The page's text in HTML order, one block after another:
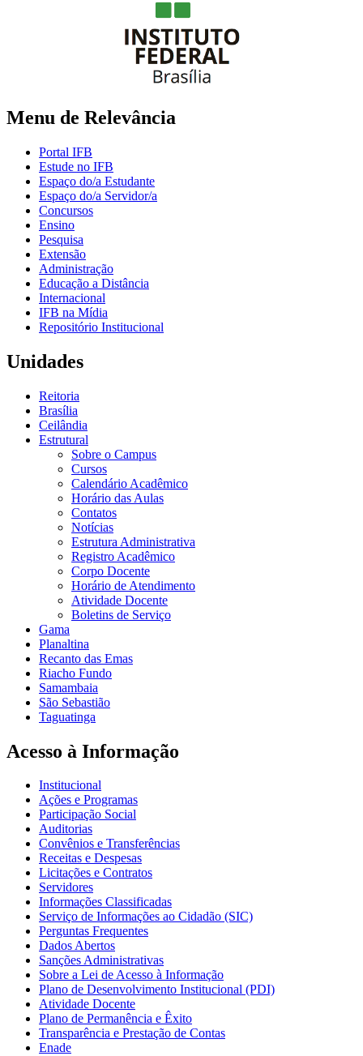
Menu de Relevância
Portal IFB
Estude no IFB
Espaço do/a Estudante
Espaço do/a Servidor/a
Concursos
Ensino
Pesquisa
Extensão
Administração
Educação a Distância
Internacional
IFB na Mídia
Repositório Institucional
Unidades
Reitoria
Brasília
Ceilândia
Estrutural
Sobre o Campus
Cursos
Calendário Acadêmico
Horário das Aulas
Contatos
Notícias
Estrutura Administrativa
Registro Acadêmico
Corpo Docente
Horário de Atendimento
Atividade Docente
Boletins de Serviço
Gama
Planaltina
Recanto das Emas
Riacho Fundo
Samambaia
São Sebastião
Taguatinga
Acesso à Informação
Institucional
Ações e Programas
Participação Social
Auditorias
Convênios e Transferências
Receitas e Despesas
Licitações e Contratos
Servidores
Informações Classificadas
Serviço de Informações ao Cidadão (SIC)
Perguntas Frequentes
Dados Abertos
Sanções Administrativas
Sobre a Lei de Acesso à Informação
Plano de Desenvolvimento Institucional (PDI)
Atividade Docente
Plano de Permanência e Êxito
Transparência e Prestação de Contas
Enade